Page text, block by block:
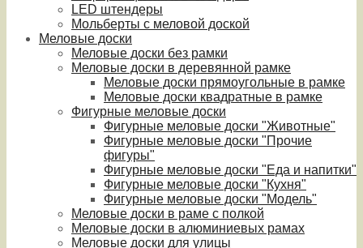
LED штендеры
Мольберты с меловой доской
Меловые доски
Меловые доски без рамки
Меловые доски в деревянной рамке
Меловые доски прямоугольные в рамке
Меловые доски квадратные в рамке
Фигурные меловые доски
Фигурные меловые доски "Животные"
Фигурные меловые доски "Прочие
фигуры"
Фигурные меловые доски "Еда и напитки"
Фигурные меловые доски "Кухня"
Фигурные меловые доски "Модель"
Меловые доски в раме с полкой
Меловые доски в алюминиевых рамах
Меловые доски для улицы